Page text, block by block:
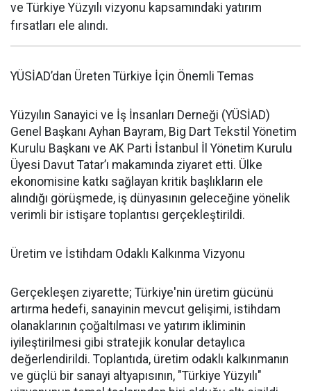
ve Türkiye Yüzyılı vizyonu kapsamındaki yatırım
fırsatları ele alındı.
YÜSİAD’dan Üreten Türkiye İçin Önemli Temas
Yüzyılın Sanayici ve İş İnsanları Derneği (YÜSİAD)
Genel Başkanı Ayhan Bayram, Big Dart Tekstil Yönetim
Kurulu Başkanı ve AK Parti İstanbul İl Yönetim Kurulu
Üyesi Davut Tatar’ı makamında ziyaret etti. Ülke
ekonomisine katkı sağlayan kritik başlıkların ele
alındığı görüşmede, iş dünyasının geleceğine yönelik
verimli bir istişare toplantısı gerçekleştirildi.
Üretim ve İstihdam Odaklı Kalkınma Vizyonu
Gerçekleşen ziyarette; Türkiye'nin üretim gücünü
artırma hedefi, sanayinin mevcut gelişimi, istihdam
olanaklarının çoğaltılması ve yatırım ikliminin
iyileştirilmesi gibi stratejik konular detaylıca
değerlendirildi. Toplantıda, üretim odaklı kalkınmanın
ve güçlü bir sanayi altyapısının, "Türkiye Yüzyılı"